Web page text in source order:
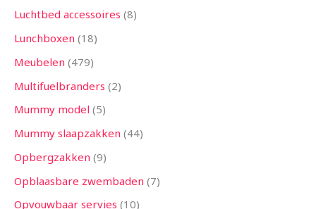
Luchtbed accessoires 8
Lunchboxen 18
Meubelen 479
Multifuelbranders 2
Mummy model 5
Mummy slaapzakken 44
Opbergzakken 9
Opblaasbare zwembaden 7
Opvouwbaar servies 10